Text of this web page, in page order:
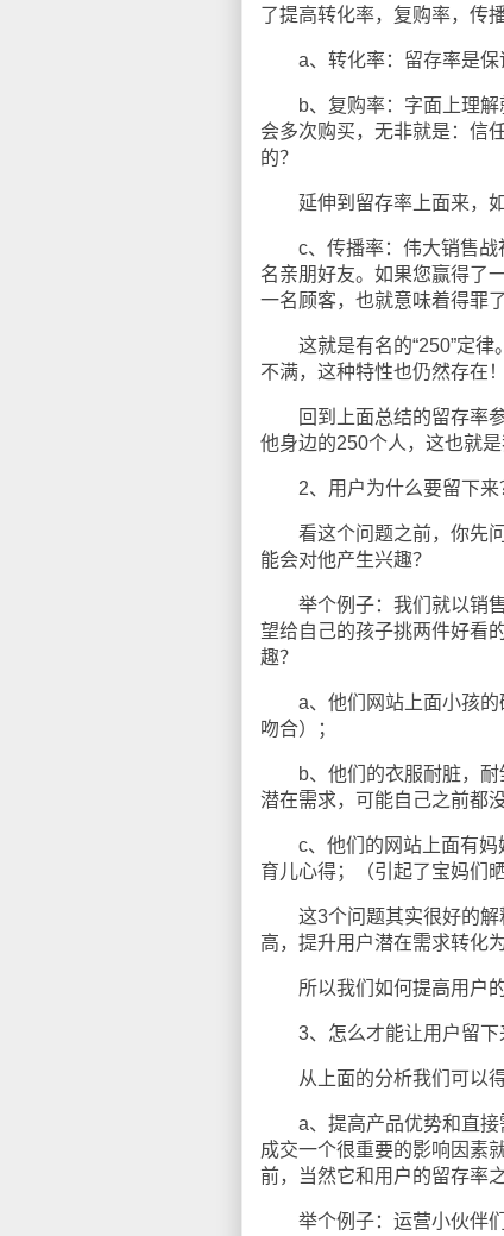
了提高转化率，复购率，传
a、转化率：留存率是保
b、复购率：字面上理解
会多次购买，无非就是：信
的？
延伸到留存率上面来，如
c、传播率：伟大销售战
名亲朋好友。如果您赢得了
一名顾客，也就意味着得罪
这就是有名的“250”定律
不满，这种特性也仍然存在！
回到上面总结的留存率参
他身边的250个人，这也就
2、用户为什么要留下来
看这个问题之前，你先问
能会对他产生兴趣？
举个例子：我们就以销售
望给自己的孩子挑两件好看
趣？
a、他们网站上面小孩的
吻合）；
b、他们的衣服耐脏，耐
潜在需求，可能自己之前都
c、他们的网站上面有妈
育儿心得；（引起了宝妈们
这3个问题其实很好的解
高，提升用户潜在需求转化
所以我们如何提高用户的
3、怎么才能让用户留下
从上面的分析我们可以得
a、提高产品优势和直接
成交一个很重要的影响因素
前，当然它和用户的留存率
举个例子：运营小伙伴们